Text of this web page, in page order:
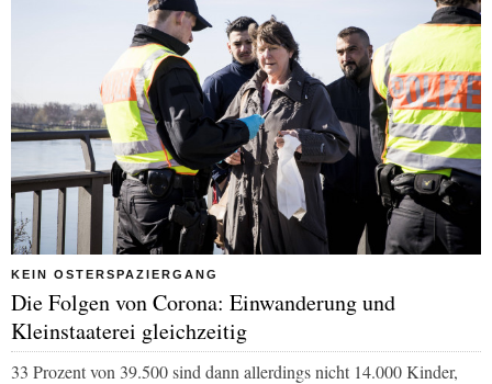
KEIN OSTERSPAZIERGANG
Die Folgen von Corona: Einwanderung und
Kleinstaaterei gleichzeitig
33 Prozent von 39.500 sind dann allerdings nicht 14.000 Kinder,